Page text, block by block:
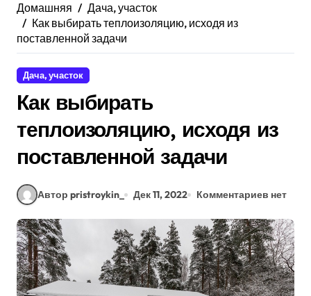
Домашняя
Дача, участок
Как выбирать теплоизоляцию, исходя из
поставленной задачи
Дача, участок
Как выбирать
теплоизоляцию, исходя из
поставленной задачи
Автор pristroykin_ Дек 11, 2022 Комментариев нет